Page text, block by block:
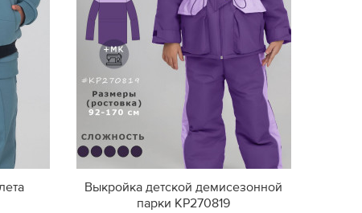
Выкройка детской демисезонной
парки KP270819